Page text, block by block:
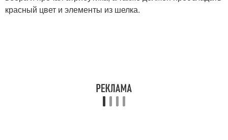
красный цвет и элементы из шелка.